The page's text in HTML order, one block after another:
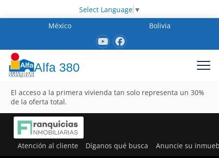
Select Language ▼
México
Bolivia
Alfa 380
El acceso a la primera vivienda tan solo representa un 30%
de la oferta total.
Atención al cliente Díganos qué busca Anuncie su